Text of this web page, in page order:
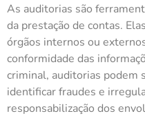
As auditorias são
da prestação de contas.
órgãos internos ou
conformidade das
criminal, auditorias podem
identificar fraudes e
responsabilização dos